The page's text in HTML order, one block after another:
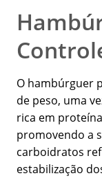
O hambúrguer
de peso, uma
rica em
promovendo a
carboidratos
estabilização